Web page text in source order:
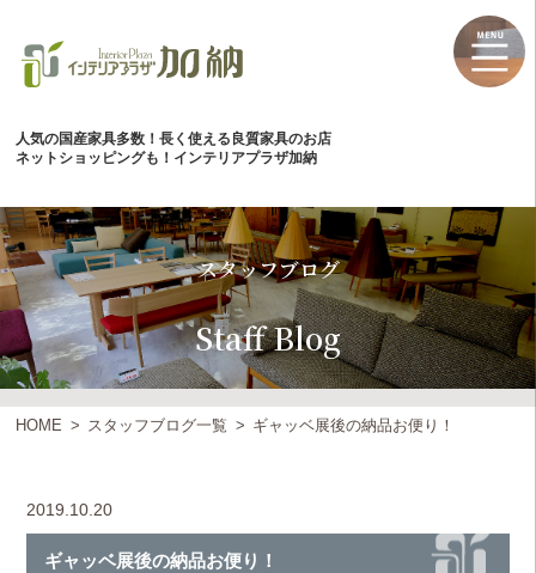
人気の国産家具多数！長く使える良質家具のお店
ネットショッピングも！インテリアプラザ加納
スタッフブログ
Staff Blog
HOME スタッフブログ一覧 ギャッベ展後の納品お便り！
2019.10.20
ギャッベ展後の納品お便り！